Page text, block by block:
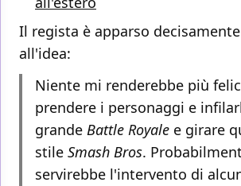
Il regista è apparso
all'idea:
Niente mi renderebbe più
prendere i personaggi e
grande Battle Royale e girare
stile Smash Bros.
servirebbe l'intervento di